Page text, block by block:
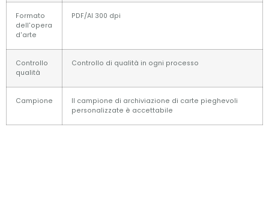
Formato
dell'opera
d'arte
PDF/AI 300 dpi
Controllo
qualità
Controllo di qualità in ogni processo
Campione
Il campione di archiviazione di carte pieghevoli
personalizzate è accettabile